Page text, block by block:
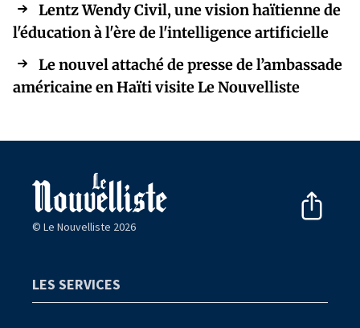
Lentz Wendy Civil, une vision haïtienne de
l'éducation à l'ère de l'intelligence artificielle
Le nouvel attaché de presse de l’ambassade
américaine en Haïti visite Le Nouvelliste
© Le Nouvelliste 2026
LES SERVICES